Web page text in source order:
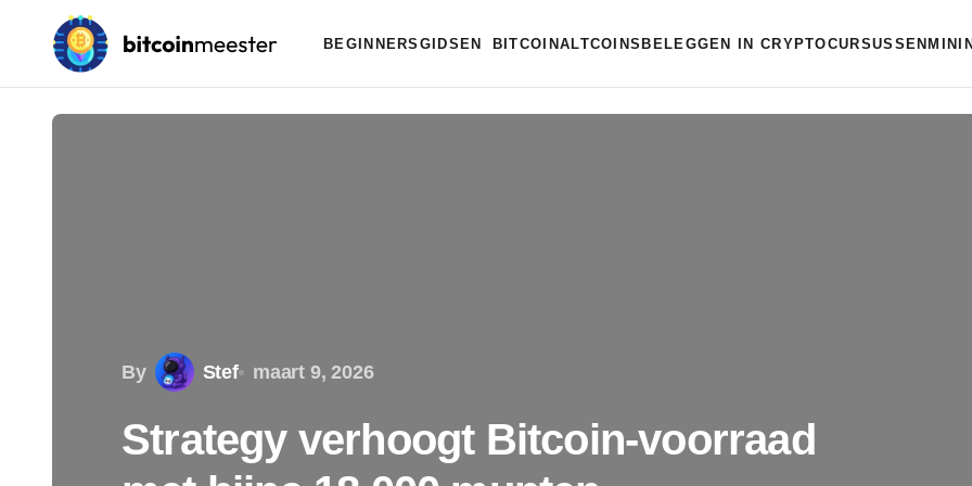
BEGINNERSGIDSEN BITCOIN ALTCOINS BELEGGEN IN CRYPTOCURSUSSEN
By Stef maart 9, 2026
Strategy verhoogt Bitcoin-voorraad